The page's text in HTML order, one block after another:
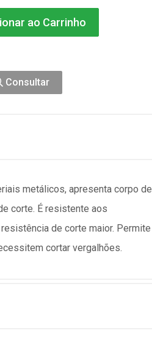
ao Carrinho
Consultar
metálicos, apresenta corpo de
corte. É resistente aos
de corte maior. Permite
cortar vergalhões.